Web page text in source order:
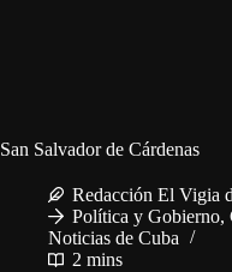
San Salvador de Cárdenas
Redacción El Vigia
Política y Gobierno,
Noticias de Cuba
2 mins